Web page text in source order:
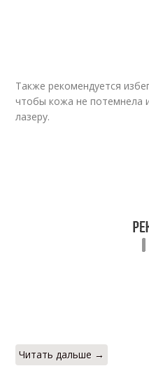
Также рекомендуется
чтобы кожа не потемнела
лазеру.
Читать дальше →